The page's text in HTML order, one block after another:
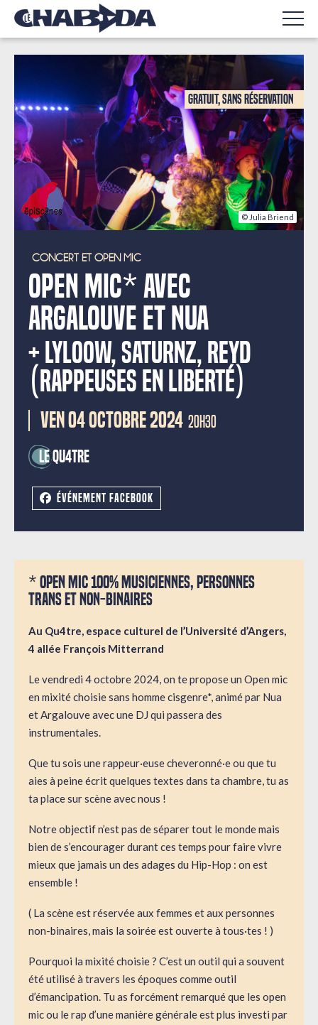
© Julia Briend
Gratuit, sans réservation
CONCERT ET OPEN MIC
Open Mic* avec
Argalouve et Nua
+ LYLOOW, SATURNZ, REYD
(RAPPEUSES EN LIBERTÉ)
VEN 04 OCTOBRE 2024 20H30
Le Qu4tre
ÉVÉNEMENT FACEBOOK
* Open Mic 100% musiciennes, personnes
trans et non-binaires
Au Qu4tre, espace culturel de l’Université d’Angers,
4 allée François Mitterrand
Le vendredi 4 octobre 2024, on te propose un Open mic
en mixité choisie sans homme cisgenre*, animé par Nua
et Argalouve avec une DJ qui passera des
instrumentales.
Que tu sois une rappeur·euse cheveronné·e ou que tu
aies à peine écrit quelques textes dans ta chambre, tu as
ta place sur scène avec nous !
Notre objectif n’est pas de séparer tout le monde mais
bien de s’encourager durant ces temps pour faire vivre
mieux que jamais un des adages du Hip-Hop : on est
ensemble !
( La scène est réservée aux femmes et aux personnes
non-binaires, mais la soirée est ouverte à tous·tes ! )
Pourquoi la mixité choisie ? C’est un outil qui a souvent
été utilisé à travers les époques comme outil
d’émancipation. Tu as forcément remarqué que les open
mic ou le rap d’une manière générale est plus investi par